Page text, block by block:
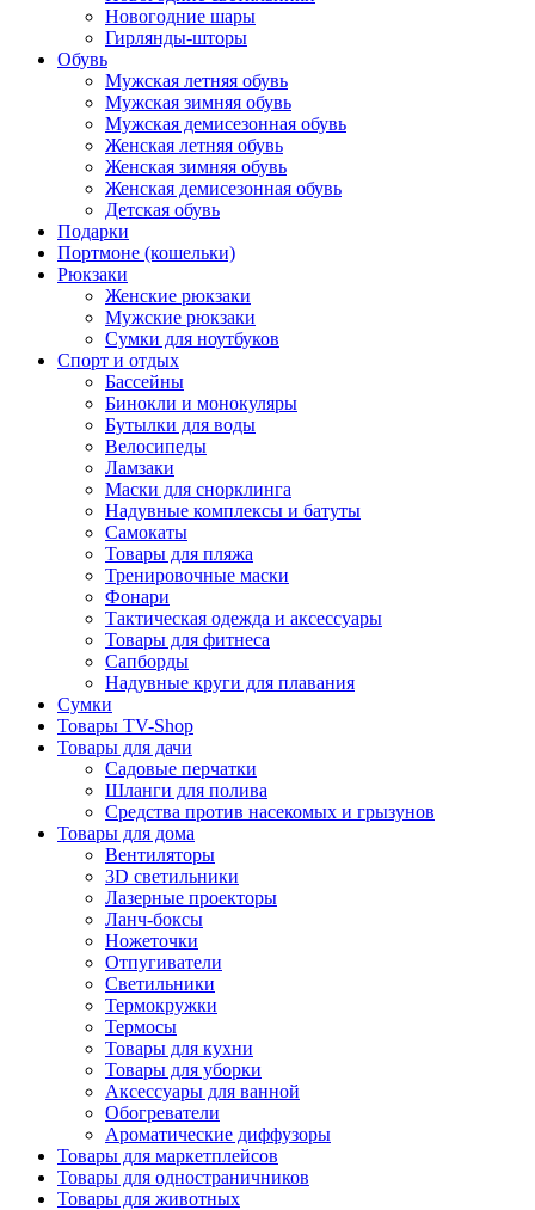
Новогодние шары
Гирлянды-шторы
Обувь
Мужская летняя обувь
Мужская зимняя обувь
Мужская демисезонная обувь
Женская летняя обувь
Женская зимняя обувь
Женская демисезонная обувь
Детская обувь
Подарки
Портмоне (кошельки)
Рюкзаки
Женские рюкзаки
Мужские рюкзаки
Сумки для ноутбуков
Спорт и отдых
Бассейны
Бинокли и монокуляры
Бутылки для воды
Велосипеды
Ламзаки
Маски для снорклинга
Надувные комплексы и батуты
Самокаты
Товары для пляжа
Тренировочные маски
Фонари
Тактическая одежда и аксессуары
Товары для фитнеса
Сапборды
Надувные круги для плавания
Сумки
Товары TV-Shop
Товары для дачи
Садовые перчатки
Шланги для полива
Средства против насекомых и грызунов
Товары для дома
Вентиляторы
3D светильники
Лазерные проекторы
Ланч-боксы
Ножеточки
Отпугиватели
Светильники
Термокружки
Термосы
Товары для кухни
Товары для уборки
Аксессуары для ванной
Обогреватели
Ароматические диффузоры
Товары для маркетплейсов
Товары для одностраничников
Товары для животных